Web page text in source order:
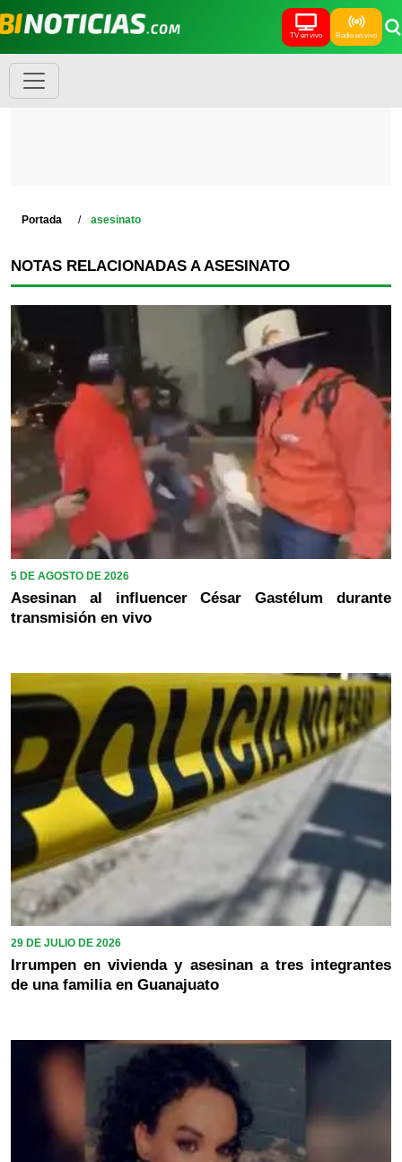
TV en vivo Radio en vivo
Portada asesinato
NOTAS RELACIONADAS A ASESINATO
5 DE AGOSTO DE 2026
Asesinan al influencer César Gastélum durante
transmisión en vivo
29 DE JULIO DE 2026
Irrumpen en vivienda y asesinan a tres integrantes
de una familia en Guanajuato